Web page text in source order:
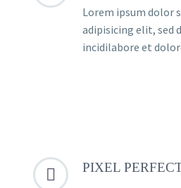
Lorem ipsum dolor
adipisicing elit, sed
incidilabore et

 PIXEL